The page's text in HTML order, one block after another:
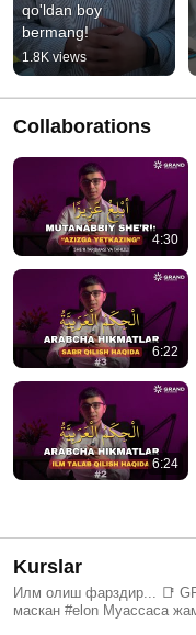
qo'ldan boy
bermang!
1.8K views
Collaborations
4:30
6:22
6:24
Kurslar
Илм олиш фарздир... 📑 GRAND TA'LIM илм ўрганишга муносиб
маскан #elon Муассаса жамоаси сизга юксак марралар,